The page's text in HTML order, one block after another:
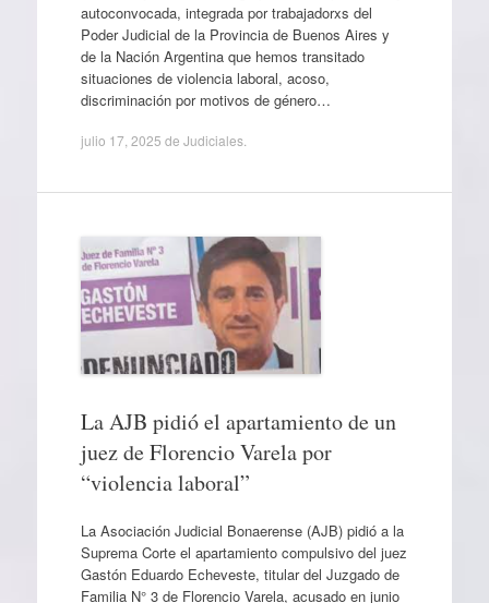
autoconvocada, integrada por trabajadorxs del
Poder Judicial de la Provincia de Buenos Aires y
de la Nación Argentina que hemos transitado
situaciones de violencia laboral, acoso,
discriminación por motivos de género…
julio 17, 2025 de Judiciales.
La AJB pidió el apartamiento de un
juez de Florencio Varela por
“violencia laboral”
La Asociación Judicial Bonaerense (AJB) pidió a la
Suprema Corte el apartamiento compulsivo del juez
Gastón Eduardo Echeveste, titular del Juzgado de
Familia N° 3 de Florencio Varela, acusado en junio